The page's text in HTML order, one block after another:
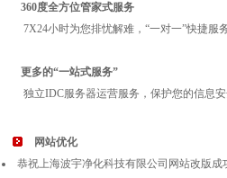
360度全方位管家式服务
7X24小时为您排忧解难，“一对一”快捷服
更多的“一站式服务”
独立IDC服务器运营服务，保护您的信息安
网站优化
恭祝上海波宇净化科技有限公司网站改版